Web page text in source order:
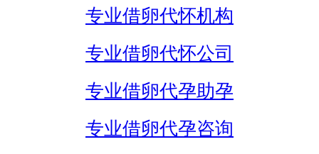
专业借卵代怀机构
专业借卵代怀公司
专业借卵代孕助孕
专业借卵代孕咨询